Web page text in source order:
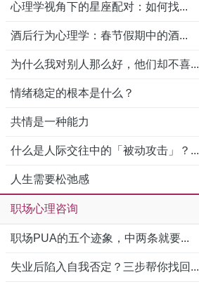
心理学视角下的星座配对：如何找...
酒后行为心理学：春节假期中的酒...
为什么我对别人那么好，他们却不喜...
情绪稳定的根本是什么？
共情是一种能力
什么是人际交往中的「被动攻击」？...
人生需要松弛感
职场心理咨询
职场PUA的五个迹象，中两条就要...
失业后陷入自我否定？三步帮你找回...